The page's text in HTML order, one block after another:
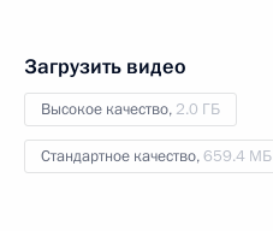
Загрузить видео
Высокое качество, 2.0 ГБ
Стандартное качество,659.4 МБ